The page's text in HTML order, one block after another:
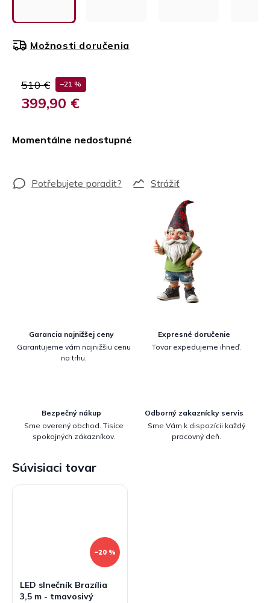
510 € –21 %
399,90 €
Momentálne nedostupné
Možnosti doručenia
Strážiť
Garancia najnižšej ceny
Garantujeme vám najnižšiu cenu
na trhu.
Expresné doručenie
Tovar expedujeme ihneď.
Bezpečný nákup
Sme overený obchod. Tisíce
spokojných zákazníkov.
Odborný zakaznícky servis
Sme Vám k dispozícii každý
pracovný deň.
Súvisiaci tovar
–20 %
LED slnečník Brazília
3,5 m - tmavosivý